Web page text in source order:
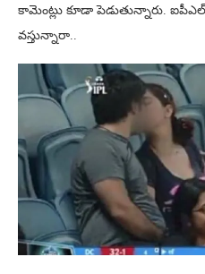
కామెంట్లు కూడా పెడుతున్నారు.
వస్తున్నారా..